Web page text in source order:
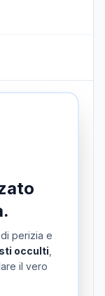
perizia e
occulti
il vero